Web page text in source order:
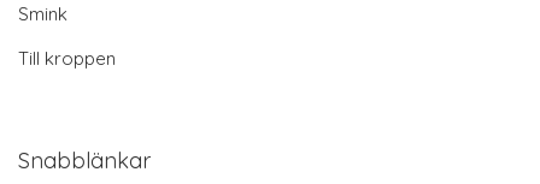
Smink
Till kroppen
Snabblänkar